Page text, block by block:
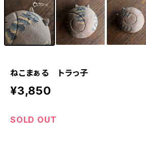
ねこまぁる トラっ子
¥3,850
SOLD OUT